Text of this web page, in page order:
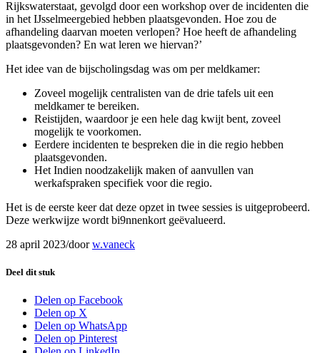
Rijkswaterstaat, gevolgd door een workshop over de incidenten die
in het IJsselmeergebied hebben plaatsgevonden. Hoe zou de
afhandeling daarvan moeten verlopen? Hoe heeft de afhandeling
plaatsgevonden? En wat leren we hiervan?’
Het idee van de bijscholingsdag was om per meldkamer:
Zoveel mogelijk centralisten van de drie tafels uit een
meldkamer te bereiken.
Reistijden, waardoor je een hele dag kwijt bent, zoveel
mogelijk te voorkomen.
Eerdere incidenten te bespreken die in die regio hebben
plaatsgevonden.
Het Indien noodzakelijk maken of aanvullen van
werkafspraken specifiek voor die regio.
Het is de eerste keer dat deze opzet in twee sessies is uitgeprobeerd.
Deze werkwijze wordt bi9nnenkort geëvalueerd.
28 april 2023/doorw.vaneck
Deel dit stuk
Delen op Facebook
Delen op X
Delen op WhatsApp
Delen op Pinterest